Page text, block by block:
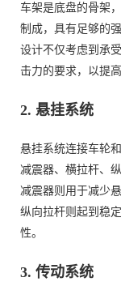
车架是底盘的骨架
制成，具有足够的
设计不仅考虑到承
击力的要求，以提
2. 悬挂系统
悬挂系统连接车轮
减震器、横拉杆、
减震器则用于减少
纵向拉杆则起到稳
性。
3. 传动系统